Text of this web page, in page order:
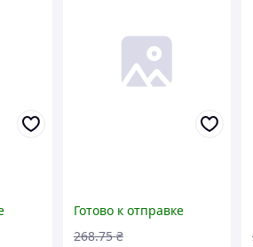
Готово к отправке
268.75 ₴